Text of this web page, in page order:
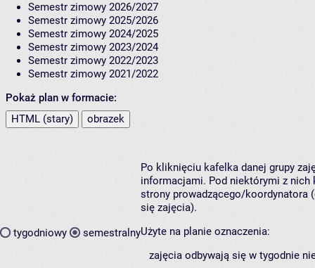
Semestr zimowy 2026/2027
Semestr zimowy 2025/2026
Semestr zimowy 2024/2025
Semestr zimowy 2023/2024
Semestr zimowy 2022/2023
Semestr zimowy 2021/2022
Pokaż plan w formacie:
HTML (stary)
obrazek
tygodniowy semestralny
Po kliknięciu kafelka danej grupy
informacjami. Pod niektórymi z nich
strony prowadzącego/koordynatora
się zajęcia).
Użyte na planie oznaczenia:
zajęcia odbywają się w tygodnie